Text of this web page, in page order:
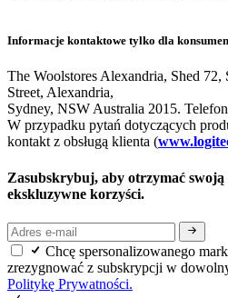
Informacje kontaktowe tylko dla
The Woolstores Alexandria, Shed
Street, Alexandria,
Sydney, NSW Australia 2015.
W przypadku pytań dotyczących
kontakt z obsługą klienta (
Zasubskrybuj, aby otrzymać swoją
ekskluzywne korzyści.
Chcę spersonalizowanego
zrezygnować z subskrypcji w
Politykę Prywatności.